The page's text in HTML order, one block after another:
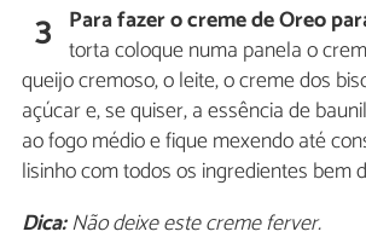
3 Para fazer o creme de Oreo
torta coloque numa panela o
queijo cremoso, o leite, o creme dos
açúcar e, se quiser, a essência de
ao fogo médio e fique mexendo até
lisinho com todos os ingredientes bem
Dica:Não deixe este creme ferver.